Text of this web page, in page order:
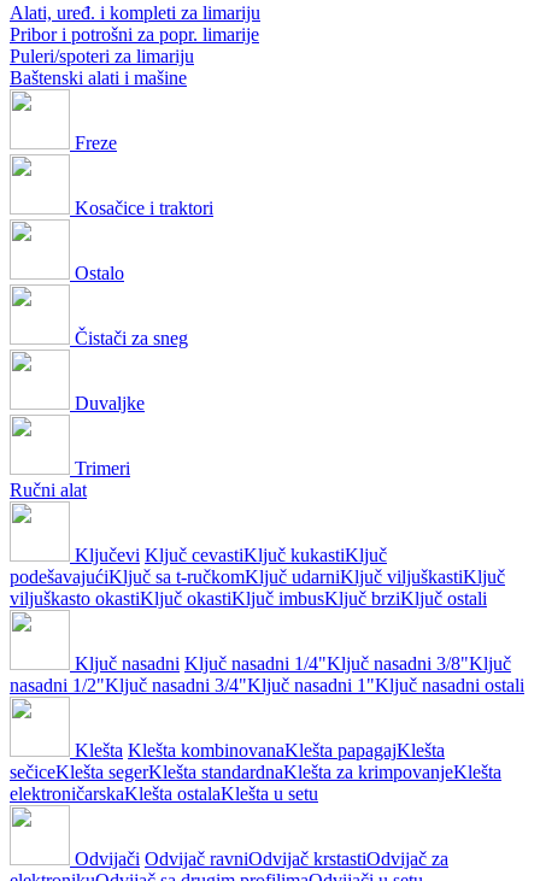
Alati, uređ. i kompleti za limariju
Pribor i potrošni za popr. limarije
Puleri/spoteri za limariju
Baštenski alati i mašine
Freze
Kosačice i traktori
Ostalo
Čistači za sneg
Duvaljke
Trimeri
Ručni alat
Ključevi Ključ cevastiKljuč kukastiKljuč
podešavajućiKljuč sa t-ručkomKljuč udarniKljuč viljuškastiKljuč
viljuškasto okastiKljuč okastiKljuč imbusKljuč brziKljuč ostali
Ključ nasadni Ključ nasadni 1/4"Ključ nasadni 3/8"Ključ
nasadni 1/2"Ključ nasadni 3/4"Ključ nasadni 1"Ključ nasadni ostali
Klešta Klešta kombinovanaKlešta papagajKlešta
sečiceKlešta segerKlešta standardnaKlešta za krimpovanjeKlešta
elektroničarskaKlešta ostalaKlešta u setu
Odvijači Odvijač ravniOdvijač krstastiOdvijač za